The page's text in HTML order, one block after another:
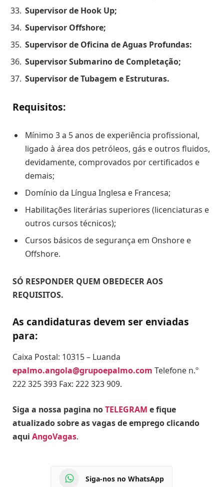
Supervisor de Hook Up;
Supervisor Offshore;
Supervisor de Oficina de Aguas Profundas:
Supervisor Submarino de Completação;
Supervisor de Tubagem e Estruturas.
Requisitos:
Mínimo 3 a 5 anos de experiência profissional,
ligado à área dos petróleos, gás e outros fluidos,
devidamente, comprovados por certificados e
demais;
Domínio da Língua Inglesa e Francesa;
Habilitações literárias superiores (licenciaturas e
outros cursos técnicos);
Cursos básicos de segurança em Onshore e
Offshore.
SÓ RESPONDER QUEM OBEDECER AOS
REQUISITOS.
As candidaturas devem ser enviadas
para:
Caixa Postal: 10315 – Luanda
epalmo.angola@grupoepalmo.com Telefone n.º
222 325 393 Fax: 222 323 909.
Siga a nossa pagina noTELEGRAM e fique
atualizado sobre as vagas de emprego clicando
aqui AngoVagas.
Siga-nos no WhatsApp